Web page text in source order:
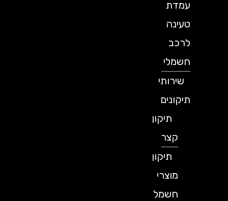
עמדת
טעינה
לרכב
חשמלי
שירותי
תיקונים
תיקון
תיקון
מוצרי
חשמל